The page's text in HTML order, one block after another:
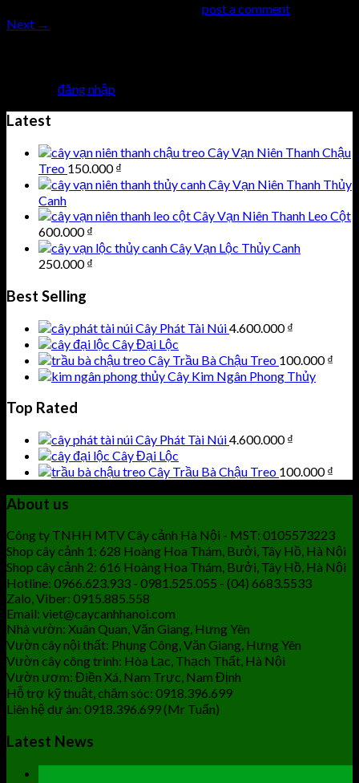
post a comment
Next →
đăng nhập
Latest
Cây Vạn Niên Thanh Chậu
Treo 150.000₫
Cây Vạn Niên Thanh Thủy
Canh
Cây Vạn Niên Thanh Leo Cột
600.000₫
Cây Vạn Lộc Thủy Canh
250.000₫
Best Selling
Cây Phát Tài Núi4.600.000₫
Cây Đại Lộc
Cây Trầu Bà Chậu Treo 100.000₫
Cây Kim Ngân Phong Thủy
Top Rated
Cây Phát Tài Núi4.600.000₫
Cây Đại Lộc
Cây Trầu Bà Chậu Treo 100.000₫
About us
Công ty TNHH MTV Cây cảnh Hà Nội - MST: 0105573223
Shop cây cảnh 1: 628 Hoàng Hoa Thám, Bưởi, Tây Hồ, Hà Nội
Shop cây cảnh 2: 616 Hoàng Hoa Thám, Bưởi, Tây Hồ, Hà Nội
Hotline: 0966.623.933 - 0981.525.055 - (04) 6683.5533
Zalo, Viber: 0915.885.558
Email: viet@caycanhhanoi.com
Nhà vườn: Xuân Quan, Văn Giang, Hưng Yên
Vườn cây nội thất: Phụng Công, Văn Giang, Hưng Yên
Vườn cây công trình: Hòa Lạc, Thạch Thất, Hà Nội
Vườn ươm: Điền Xá, Nam Trực, Nam Định
Hỗ trợ kỹ thuật, chăm sóc: 0918.396.699
Liên hệ dự án: 0918.396.699 (Mr Tuấn)
Latest News